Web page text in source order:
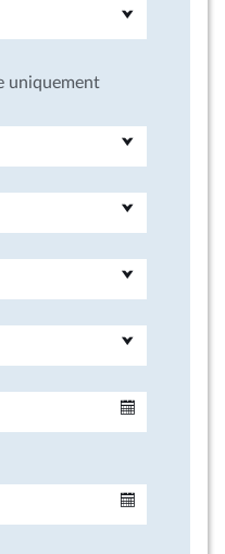
uniquement